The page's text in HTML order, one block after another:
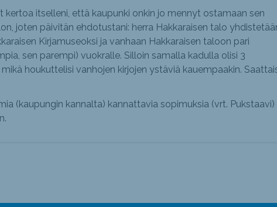
kertoa itselleni, että kaupunki onkin jo mennyt ostamaan sen
joten päivitän ehdotustani: herra Hakkaraisen talo
Kirjamuseoksi ja vanhaan Hakkaraisen taloon pari
sen parempi) vuokralle. Silloin samalla kadulla olisi 3
houkuttelisi vanhojen kirjojen ystäviä kauempaakin.
(kaupungin kannalta) kannattavia sopimuksia (vrt. Pukstaavi)